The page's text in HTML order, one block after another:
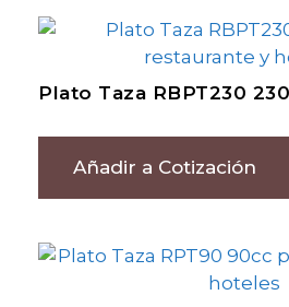
Plato Taza RBPT230
Añadir a Cotización